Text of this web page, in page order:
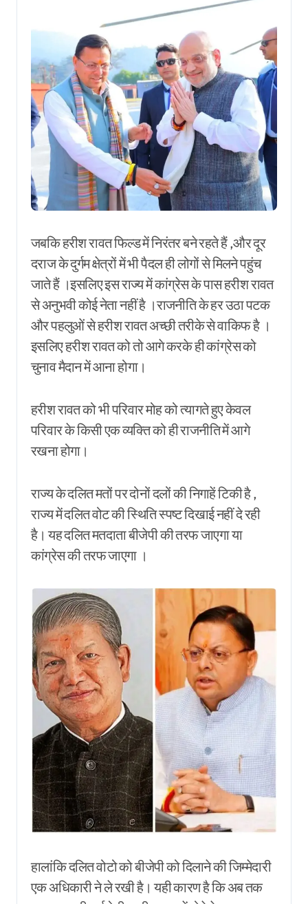
जबकि हरीश रावत फिल्ड में निरंतर बने रहते हैं ,और दूर
दराज के दुर्गम क्षेत्रों में भी पैदल ही लोगों से मिलने पहुंच
जाते हैं ।इसलिए इस राज्य में कांग्रेस के पास हरीश रावत
से अनुभवी कोई नेता नहीं है ।राजनीति के हर उठा पटक
और पहलुओं से हरीश रावत अच्छी तरीके से वाकिफ है ।
इसलिए हरीश रावत को तो आगे करके ही कांग्रेस को
चुनाव मैदान में आना होगा।
हरीश रावत को भी परिवार मोह को त्यागते हुए केवल
परिवार के किसी एक व्यक्ति को ही राजनीति में आगे
रखना होगा।
राज्य के दलित मतों पर दोनों दलों की निगाहें टिकी है ,
राज्य में दलित वोट की स्थिति स्पष्ट दिखाई नहीं दे रही
है। यह दलित मतदाता बीजेपी की तरफ जाएगा या
कांग्रेस की तरफ जाएगा ।
हालांकि दलित वोटो को बीजेपी को दिलाने की जिम्मेदारी
एक अधिकारी ने ले रखी है। यही कारण है कि अब तक